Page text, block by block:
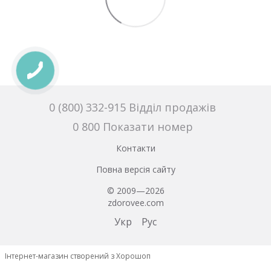
0 (800) 332-915 Відділ продажів
0 800 Показати номер
Контакти
Повна версія сайту
© 2009—2026
zdorovee.com
Укр Рус
Інтернет-магазин створений з Хорошоп